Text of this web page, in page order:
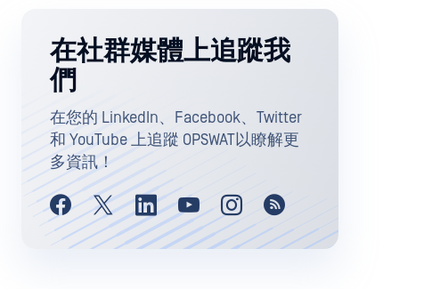
在社群媒體上追蹤我
們
在您的 LinkedIn、Facebook、Twitter
和 YouTube 上追蹤 OPSWAT以瞭解更
多資訊！